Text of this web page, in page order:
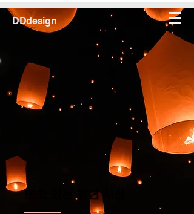
DDdesign
​뜨고 있는 청년 시장